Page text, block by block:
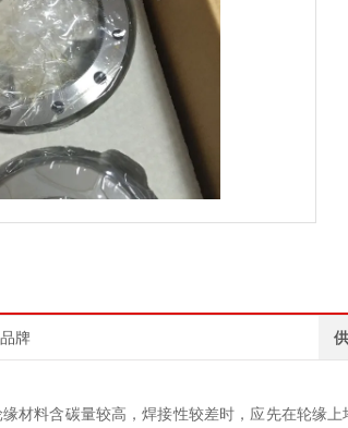
牌
材料含碳量较高，焊接性较差时，应先在轮缘